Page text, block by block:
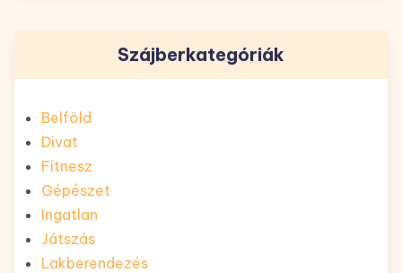
Szájberkategóriák
Belföld
Divat
Fitnesz
Gépészet
Ingatlan
Játszás
Lakberendezés